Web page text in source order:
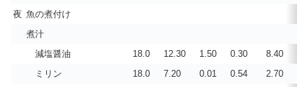
夜 魚の煮付け
煮汁
減塩醤油
18.0 12.30 1.50 0.30 8.40
ミリン
18.0 7.20 0.01 0.54 2.70